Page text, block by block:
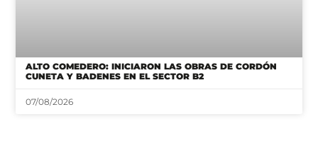
ALTO COMEDERO: INICIARON LAS OBRAS DE CORDÓN
CUNETA Y BADENES EN EL SECTOR B2
07/08/2026